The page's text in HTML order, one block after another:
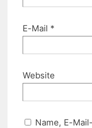
E-Mail *
Website
Name, E-